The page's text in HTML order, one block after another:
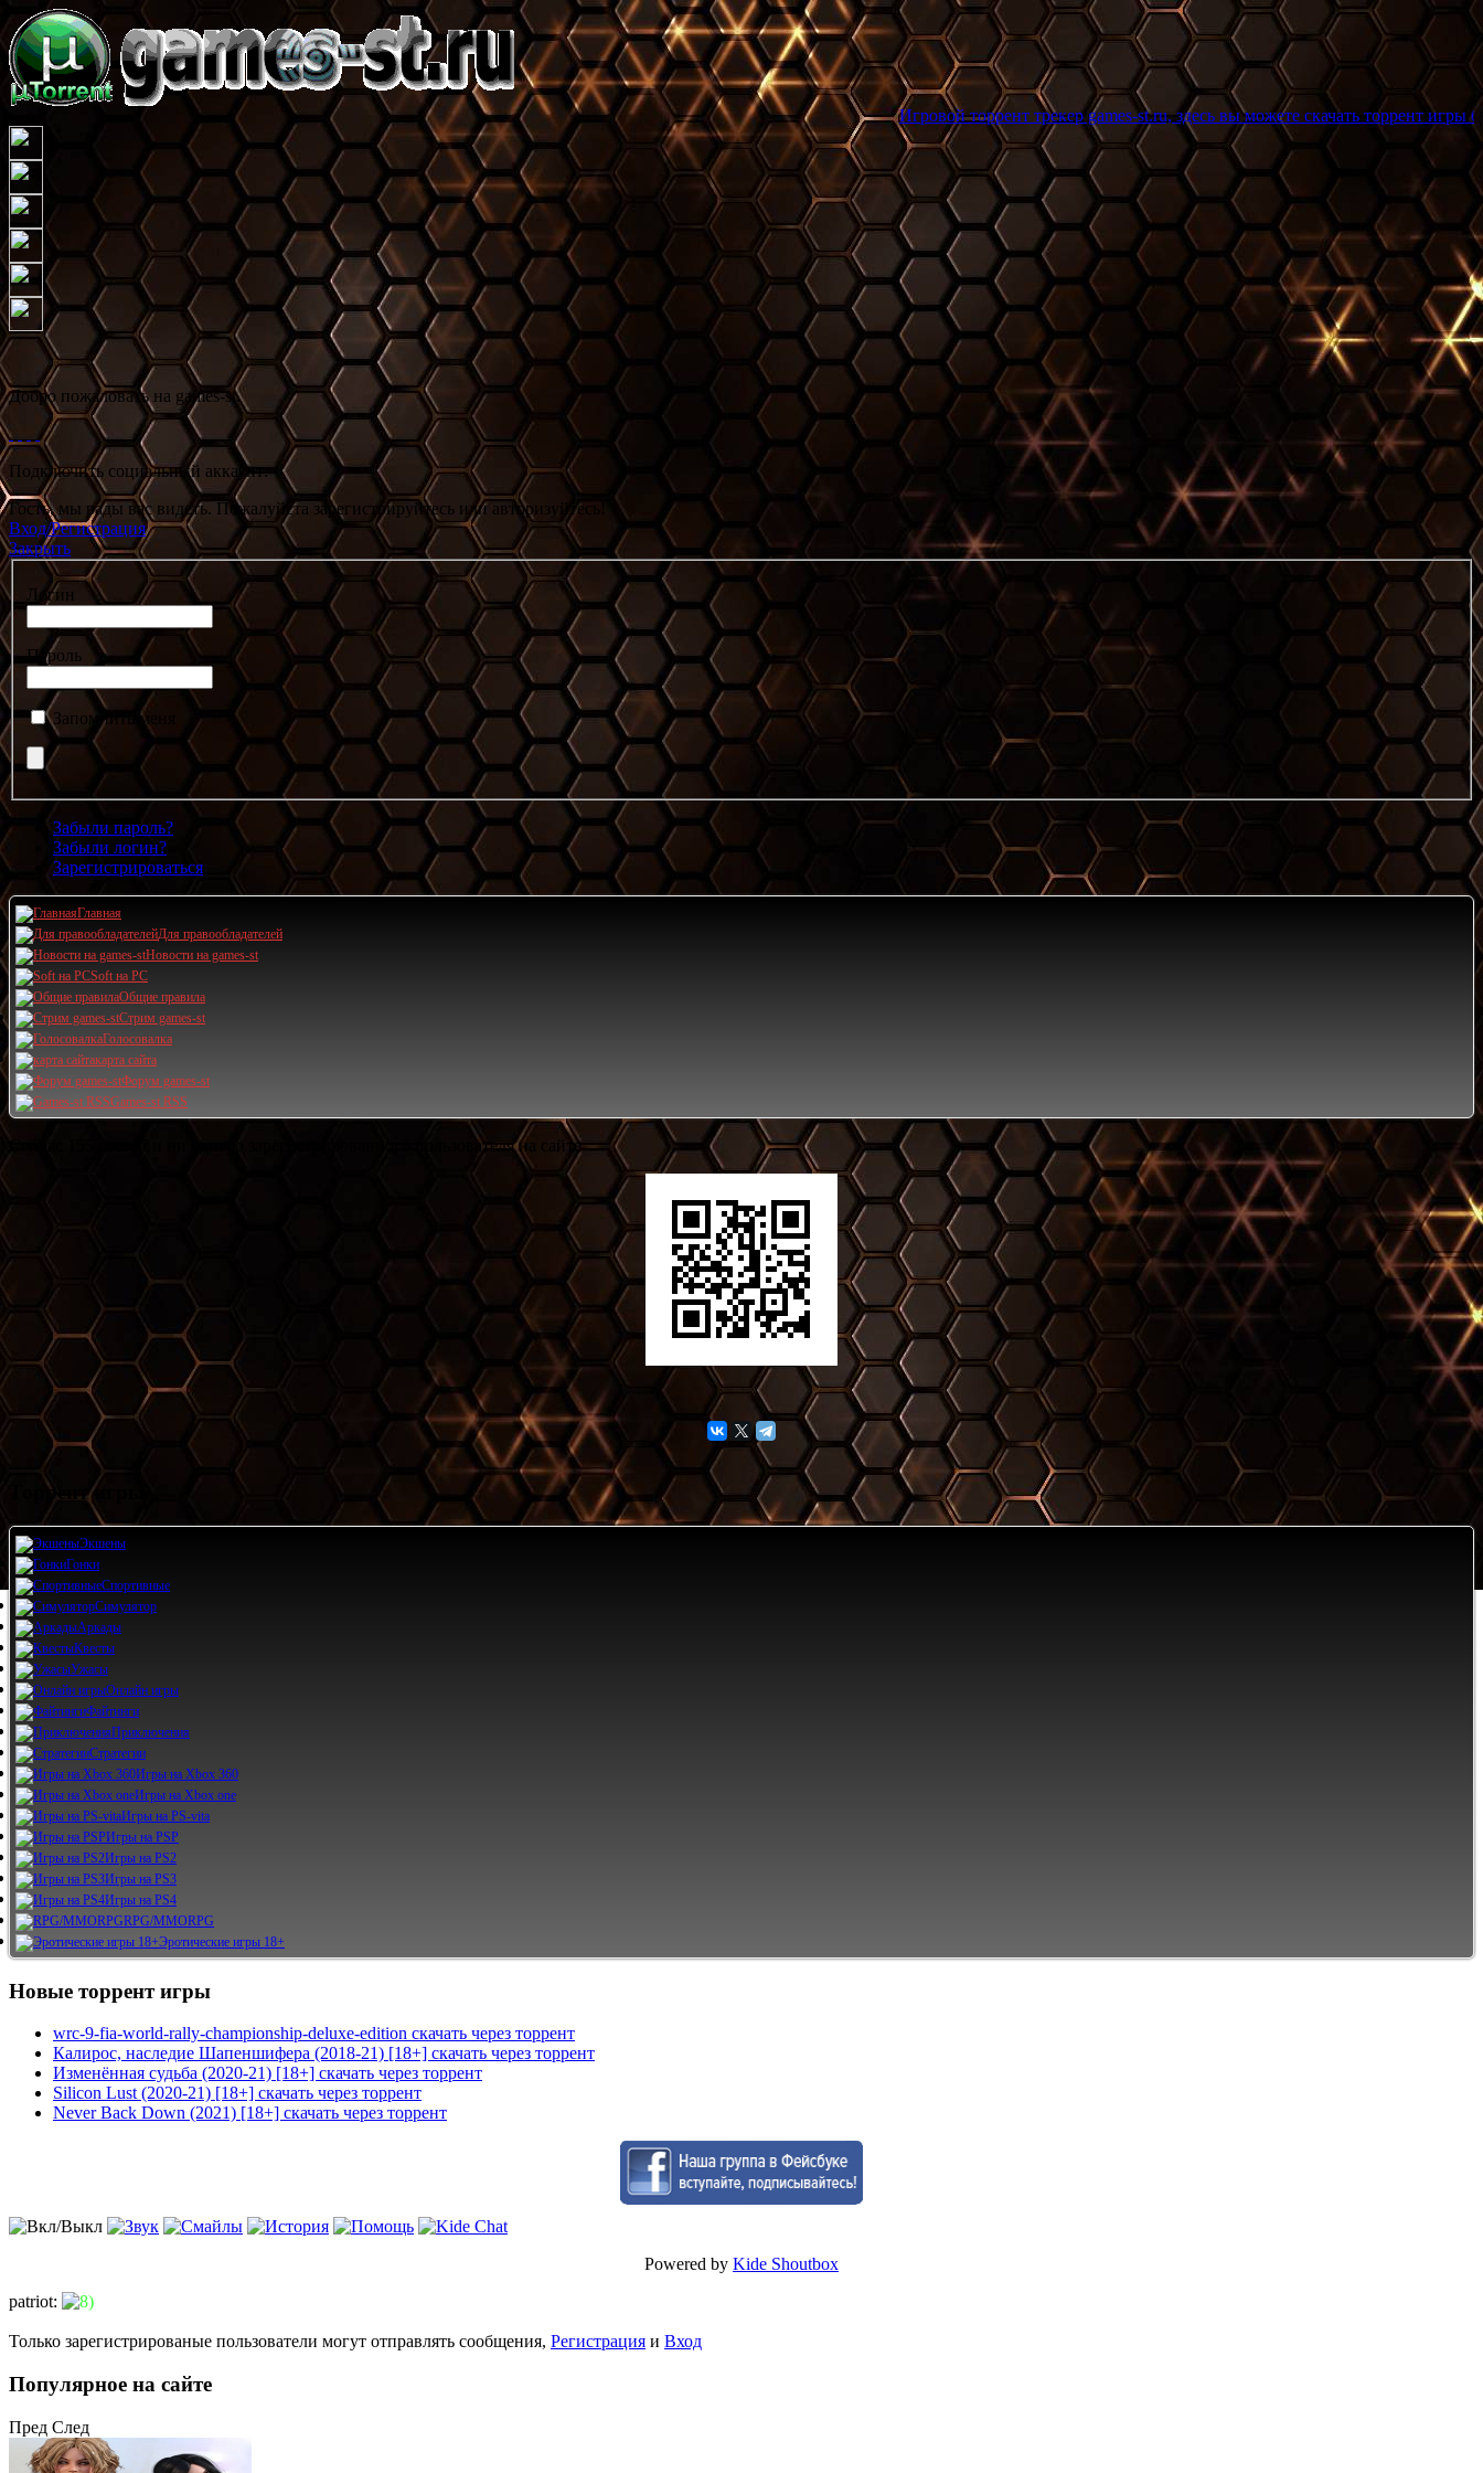
Игровой торрент трекер games-st.ru, здесь вы можете скачать торрент игры бесплатно и
Добро пожаловать на games-st.
Подключить социальный аккаунт:
Гость, мы рады вас видеть. Пожалуйста зарегистрируйтесь или авторизуйтесь!
Вход/Регистрация
Закрыть
Логин
Пароль
Запомнить меня
Забыли пароль?
Забыли логин?
Зарегистрироваться
Главная
Для правообладателей
Новости на games-st
Soft на PC
Общие правила
Стрим games-st
Голосовалка
карта сайта
Форум games-st
Games-st RSS
Сейчас 155 гостей и ни одного зарегистрированного пользователя на сайте
Торрент игры
Экшены
Гонки
Спортивные
Симулятор
Аркады
Квесты
Ужасы
Онлайн игры
Файтинги
Приключения
Стратегии
Игры на Xbox 360
Игры на Xbox one
Игры на PS-vita
Игры на PSP
Игры на PS2
Игры на PS3
Игры на PS4
RPG/MMORPG
Эротические игры 18+
Новые торрент игры
wrc-9-fia-world-rally-championship-deluxe-edition скачать через торрент
Калирос, наследие Шапеншифера (2018-21) [18+] скачать через торрент
Изменённая судьба (2020-21) [18+] скачать через торрент
Silicon Lust (2020-21) [18+] скачать через торрент
Never Back Down (2021) [18+] скачать через торрент
Powered by Kide Shoutbox
patriot:
Только зарегистрированые пользователи могут отправлять сообщения, Регистрация и Вход
Популярное на сайте
Пред След